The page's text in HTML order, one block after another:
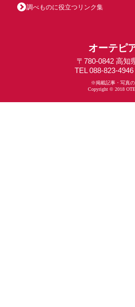
調べものに役立つリンク集
オーテピ
〒780-0842 高知
TEL 088-823-
※掲載記事・写真の
Copyright © 2018